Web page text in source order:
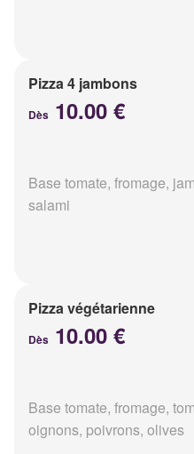
Pizza 4 jambons
Dès 10.00 €
Base tomate, fromage,
salami
Pizza végétarienne
Dès 10.00 €
Base tomate, fromage,
oignons, poivrons, olives